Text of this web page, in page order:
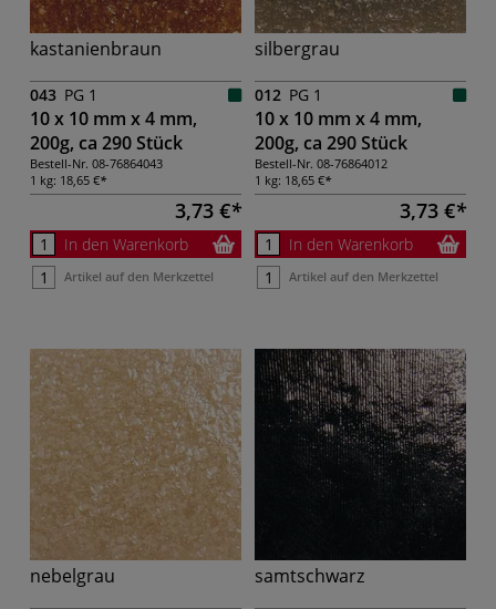
kastanienbraun
043 PG 1
10 x 10 mm x 4 mm,
200g, ca 290 Stück
Bestell-Nr. 08-76864043
1 kg: 18,65 €
3,73 €
In den Warenkorb
Artikel auf den Merkzettel
silbergrau
012 PG 1
10 x 10 mm x 4 mm,
200g, ca 290 Stück
Bestell-Nr. 08-76864012
1 kg: 18,65 €
3,73 €
In den Warenkorb
Artikel auf den Merkzettel
nebelgrau samtschwarz